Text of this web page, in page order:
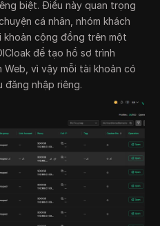
biệt. Điều này quan trọng
cá nhân, nhóm khách
khoản cộng đồng trên một
để tạo hồ sơ trình
vì vậy mỗi tài khoản có
đăng nhập riêng.